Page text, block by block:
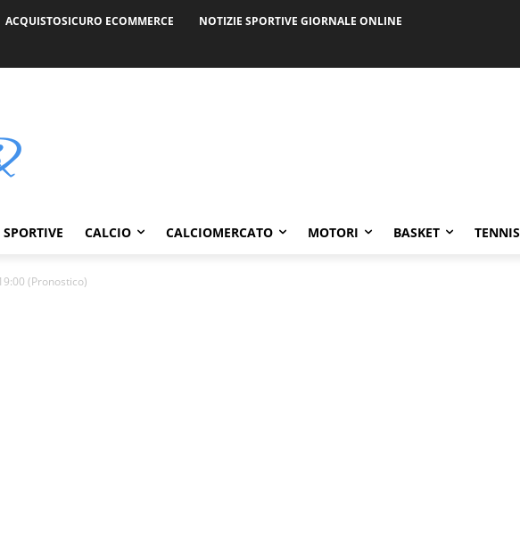
ACQUISTOSICURO ECOMMERCE NOTIZIE SPORTIVE GIORNALE ONLINE
CALCIO CALCIOMERCATO MOTORI BASKET TENNIS
(Pronostico)